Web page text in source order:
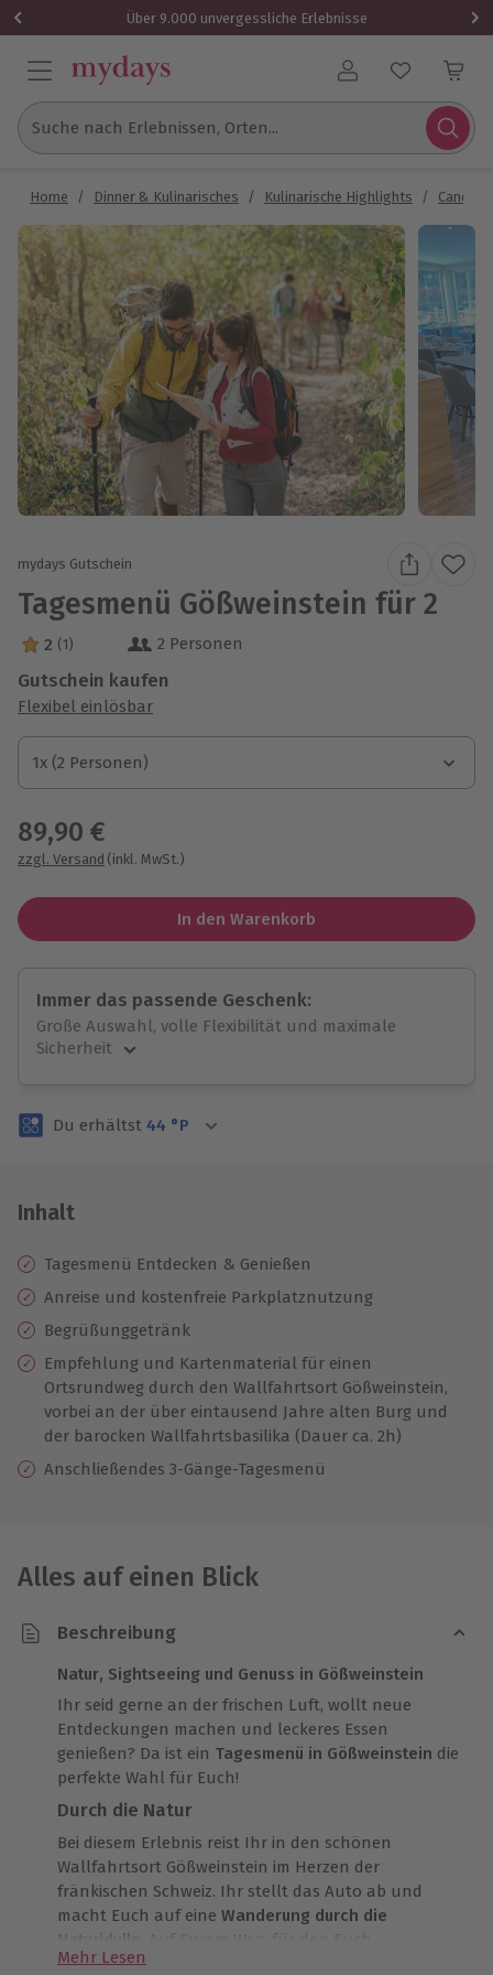
Über 9.000 unvergessliche Erlebnisse
Benutzerkonto
Suche nach Erlebnissen, Orten...
Home / Dinner & Kulinarisches / Kulinarische Highlights / Candle
mydays Gutschein
Tagesmenü Gößweinstein für 2
2 Sterne von 5 aus 1 Bewertungen
2 (1) 2 Personen
Gutschein kaufen
Flexibel einlösbar
1x (2 Personen)
1x (2 Personen)
1x (2 Personen)
89,90 €
zzgl. Versand (inkl. MwSt.)
In den Warenkorb
Immer das passende Geschenk:
Große Auswahl, volle Flexibilität und maximale
Sicherheit
Volle Flexibilität
3 Jahre gültig & verlängerbar.
Du erhältst 44 °P
Inhalt
Tagesmenü Entdecken & Genießen
Anreise und kostenfreie Parkplatznutzung
Begrüßunggetränk
Empfehlung und Kartenmaterial für einen
Ortsrundweg durch den Wallfahrtsort Gößweinstein,
vorbei an der über eintausend Jahre alten Burg und
der barocken Wallfahrtsbasilika (Dauer ca. 2h)
Anschließendes 3-Gänge-Tagesmenü
Alles auf einen Blick
Beschreibung
Natur, Sightseeing und Genuss in Gößweinstein
Ihr seid gerne an der frischen Luft, wollt neue
Entdeckungen machen und leckeres Essen
genießen? Da ist ein Tagesmenü in Gößweinstein die
perfekte Wahl für Euch!
Durch die Natur
Bei diesem Erlebnis reist Ihr in den schönen
Wallfahrtsort Gößweinstein im Herzen der
fränkischen Schweiz. Ihr stellt das Auto ab und
macht Euch auf eine Wanderung durch die
Naturidylle
. Auf Eurem Weg, für den Euch
Kartenmaterial bereitgestellt wird, liegen die rund
Mehr Lesen